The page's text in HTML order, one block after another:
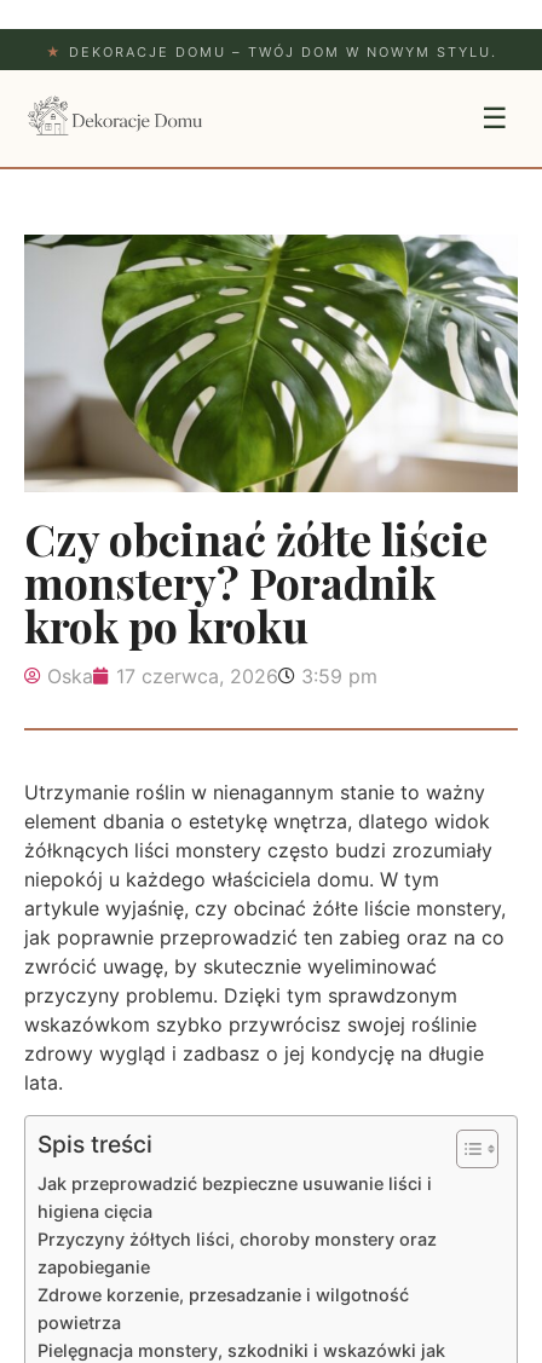
★ DEKORACJE DOMU – TWÓJ DOM W NOWYM STYLU.
☰
Czy obcinać żółte liście
monstery? Poradnik
krok po kroku
Oska 17 czerwca, 2026 3:59 pm
Utrzymanie roślin w nienagannym stanie to ważny
element dbania o estetykę wnętrza, dlatego widok
żółknących liści monstery często budzi zrozumiały
niepokój u każdego właściciela domu. W tym
artykule wyjaśnię, czy obcinać żółte liście monstery,
jak poprawnie przeprowadzić ten zabieg oraz na co
zwrócić uwagę, by skutecznie wyeliminować
przyczyny problemu. Dzięki tym sprawdzonym
wskazówkom szybko przywrócisz swojej roślinie
zdrowy wygląd i zadbasz o jej kondycję na długie
lata.
Spis treści
Jak przeprowadzić bezpieczne usuwanie liści i
higiena cięcia
Przyczyny żółtych liści, choroby monstery oraz
zapobieganie
Zdrowe korzenie, przesadzanie i wilgotność
powietrza
Pielęgnacja monstery, szkodniki i wskazówki jak